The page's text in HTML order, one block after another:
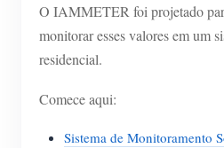
O IAMMETER foi projetado
monitorar esses valores em um
residencial.
Comece aqui:
Sistema de Monitoramento